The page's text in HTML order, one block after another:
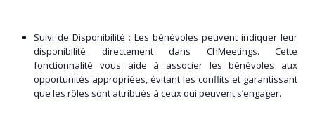
Suivi de Disponibilité : Les bénévoles peuvent indiquer leur
disponibilité directement dans ChMeetings. Cette
fonctionnalité vous aide à associer les bénévoles aux
opportunités appropriées, évitant les conflits et garantissant
que les rôles sont attribués à ceux qui peuvent s’engager.